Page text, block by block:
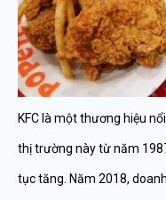
KFC là một thương hiệu
thị trường này từ năm
tục tăng. Năm 2018,